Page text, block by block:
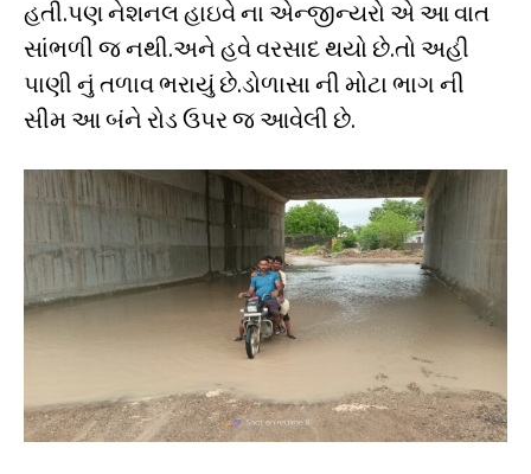
હતી.પણ નેશનલ હાઇવે ના એન્જીન્યરો એ આ વાત
સાંભળી જ નથી.અને હવે વરસાદ થયો છે.તો અહી
પાણી નું તળાવ ભરાયું છે.ડોળાસા ની મોટા ભાગ ની
સીમ આ બંને રોડ ઉપર જ આવેલી છે.